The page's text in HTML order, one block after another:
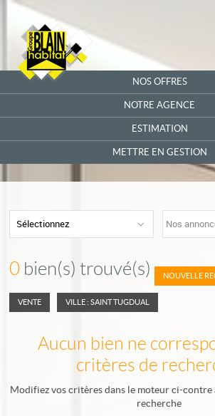
ACCUEIL
NOUS CONTACTER
NOS OFFRES
NOTRE AGENCE
ESTIMATION
METTRE EN GESTION
Sélectionnez Nos
0 bien(s) trouvé(s) NOUVELLE
VENTE VILLE : SAINT TUGDUAL
Aucun bien ne
critères de
Modifiez vos critères dans le moteur ci-
recherche